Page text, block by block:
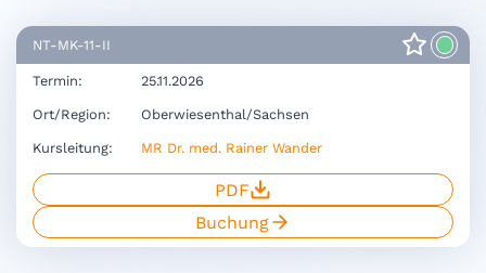
NT-MK-11-II
Termin: 25.11.2026
Ort/Region: Oberwiesenthal/Sachsen
Kursleitung: MR Dr. med. Rainer Wander
PDF
Buchung